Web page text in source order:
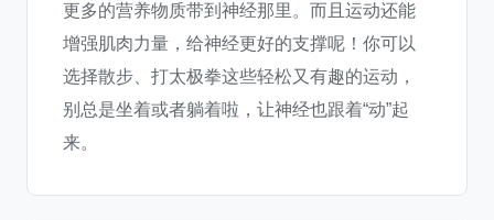
更多的营养物质带到神经那里。而且运动还能
增强肌肉力量，给神经更好的支撑呢！你可以
选择散步、打太极拳这些轻松又有趣的运动，
别总是坐着或者躺着啦，让神经也跟着“动”起
来。